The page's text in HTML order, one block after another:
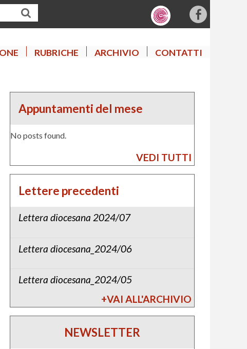
f
RUBRICHE ARCHIVIO CONTATTI
Appuntamenti del mese
No posts found.
VEDI TUTTI
Lettere precedenti
Lettera diocesana 2024/07
Lettera diocesana_2024/06
Lettera diocesana_2024/05
+VAI ALL'ARCHIVIO
NEWSLETTER